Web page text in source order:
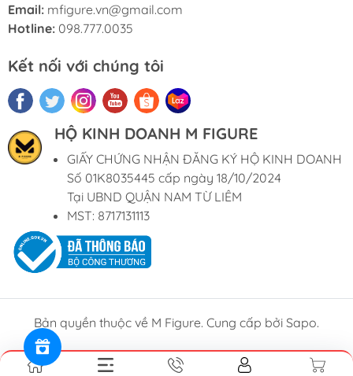
Email: mfigure.vn@gmail.com
Hotline: 098.777.0035
Kết nối với chúng tôi
HỘ KINH DOANH M FIGURE
GIẤY CHỨNG NHẬN ĐĂNG KÝ HỘ KINH DOANH
Số 01K8035445 cấp ngày 18/10/2024
Tại UBND QUẬN NAM TỪ LIÊM
MST: 8717131113
Bản quyền thuộc về M Figure. Cung cấp bởi Sapo.